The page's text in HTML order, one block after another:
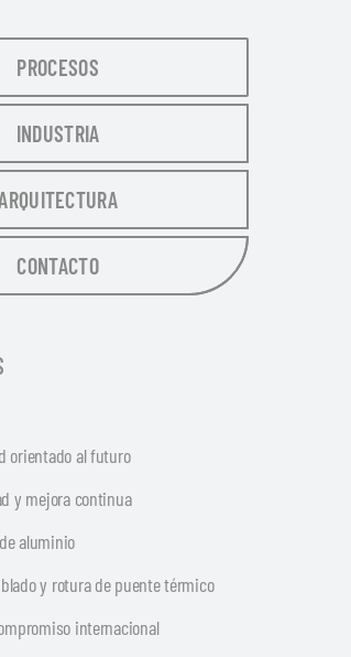
PROCESOS
INDUSTRIA
CONTACTO
orientado al futuro
y mejora continua
aluminio
y rotura de puente térmico
internacional